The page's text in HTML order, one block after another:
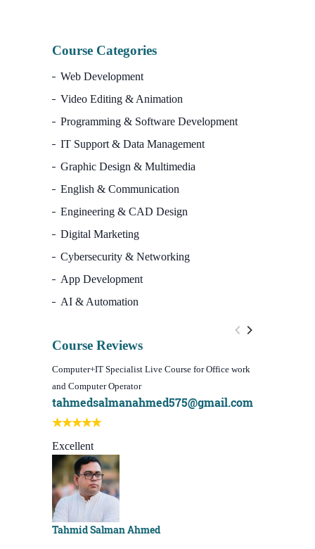
Course Categories
Web Development
Video Editing & Animation
Programming & Software Development
IT Support & Data Management
Graphic Design & Multimedia
English & Communication
Engineering & CAD Design
Digital Marketing
Cybersecurity & Networking
App Development
AI & Automation
Course Reviews
Computer+IT Specialist Live Course for Office work
and Computer Operator
tahmedsalmanahmed575@gmail.com
Excellent
Tahmid Salman Ahmed